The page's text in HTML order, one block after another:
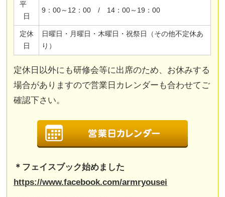
平
日
9：00～12：00 / 14：00～19：00
定休
日
日曜日・月曜日・木曜日・祝祭日（その他不定休あ
り）
定休日以外にも研修会等に出席のため、お休みする
場合がありますので営業日カレンダーも合わせてご
確認下さい。
＊フェイスブック始めました
https://www.facebook.com/armryousei